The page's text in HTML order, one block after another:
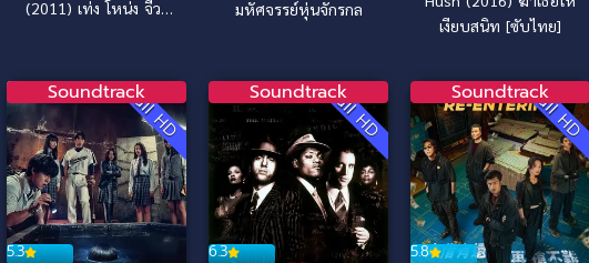
(2011) เท่ง โหน่ง จีวร
มหัศจรรย์หุ่นจักรกล
เงียบสนิท [ซับไทย]
Full HD
5.3
Soundtrack Full HD
6.3
Soundtrack Full HD
5.8
Soundtrack